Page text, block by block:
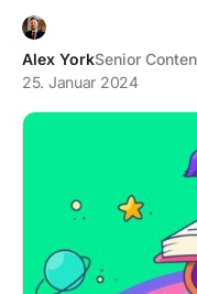
Alex YorkSenior
25. Januar 2024